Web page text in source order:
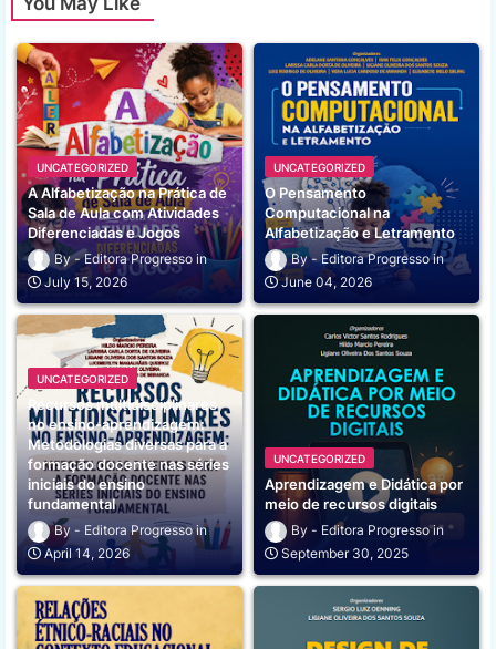
UNCATEGORIZED
A Alfabetização na Prática de
Sala de Aula com Atividades
Diferenciadas e Jogos
Editora Progresso
July 15, 2026
UNCATEGORIZED
O Pensamento
Computacional na
Alfabetização e Letramento
Editora Progresso
June 04, 2026
UNCATEGORIZED
Recursos multidisciplinares
no ensino-aprendizagem:
Metodologias diversas para a
formação docente nas séries
iniciais do ensino
fundamental
Editora Progresso
April 14, 2026
UNCATEGORIZED
Aprendizagem e Didática por
meio de recursos digitais
Editora Progresso
September 30, 2025